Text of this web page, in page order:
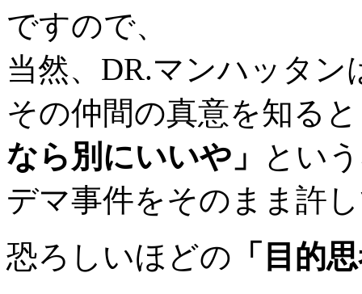
ですので、
当然、DR.マンハッタ
その仲間の真意を知ると
なら別にいいや」
とい
デマ事件をそのまま許
恐ろしいほどの 「目的